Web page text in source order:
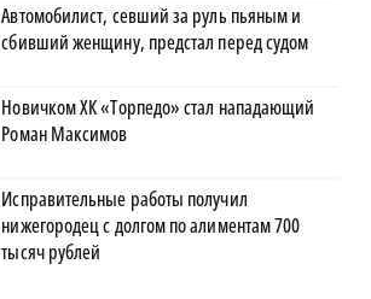
Автомобилист, севший за руль пьяным и
сбивший женщину, предстал перед судом
Новичком ХК «Торпедо» стал нападающий
Роман Максимов
Исправительные работы получил
нижегородец с долгом по алиментам 700
тысяч рублей